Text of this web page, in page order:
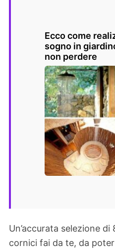
Ecco come
sogno in
non perdere
Un’accurata selezione
cornici fai da te, da